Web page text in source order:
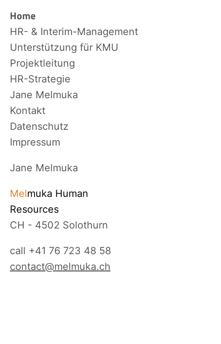
Navigation
überspringen
Home
HR- & Interim-Management
Unterstützung für KMU
Projektleitung
HR-Strategie
Jane Melmuka
Kontakt
Datenschutz
Impressum
Jane Melmuka
Melmuka Human
Resources
CH - 4502 Solothurn
call +41 76 723 48 58
contact@melmuka.ch